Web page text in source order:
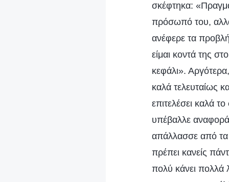
σκέφτηκα:
πρόσωπό του,
ανέφερε τα
είμαι κοντά της
κεφάλι».
καλά τελευταίως
επιτελέσει καλά
υπέβαλλε
απάλλασσε από
πρέπει κανείς
πολύ κάνει πολλά